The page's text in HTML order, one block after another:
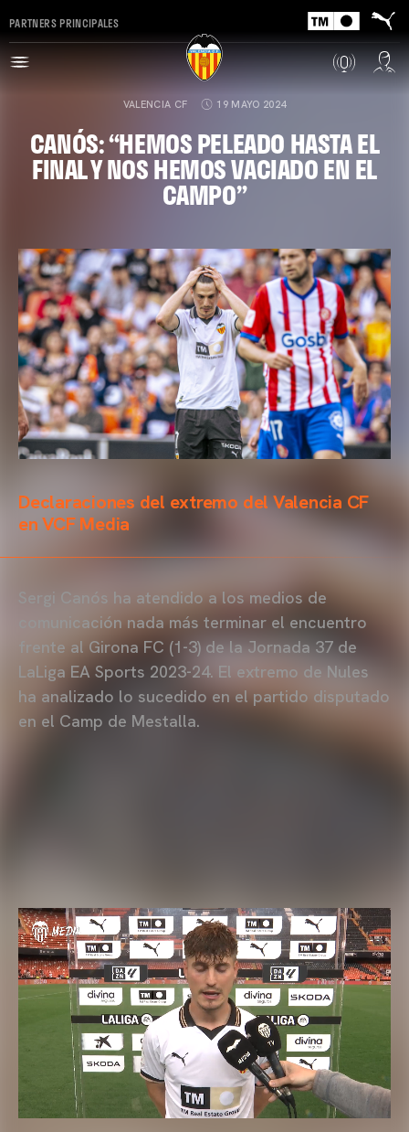
PARTNERS PRINCIPALES
VALENCIA CF 19 MAYO 2024
CANÓS: “HEMOS PELEADO HASTA EL
FINAL Y NOS HEMOS VACIADO EN EL
CAMPO”
Declaraciones del extremo del Valencia CF
en VCF Media
Sergi Canós ha atendido a los medios de
comunicación nada más terminar el encuentro
frente al Girona FC (1-3) de la Jornada 37 de
LaLiga EA Sports 2023-24. El extremo de Nules
ha analizado lo sucedido en el partido disputado
en el Camp de Mestalla.